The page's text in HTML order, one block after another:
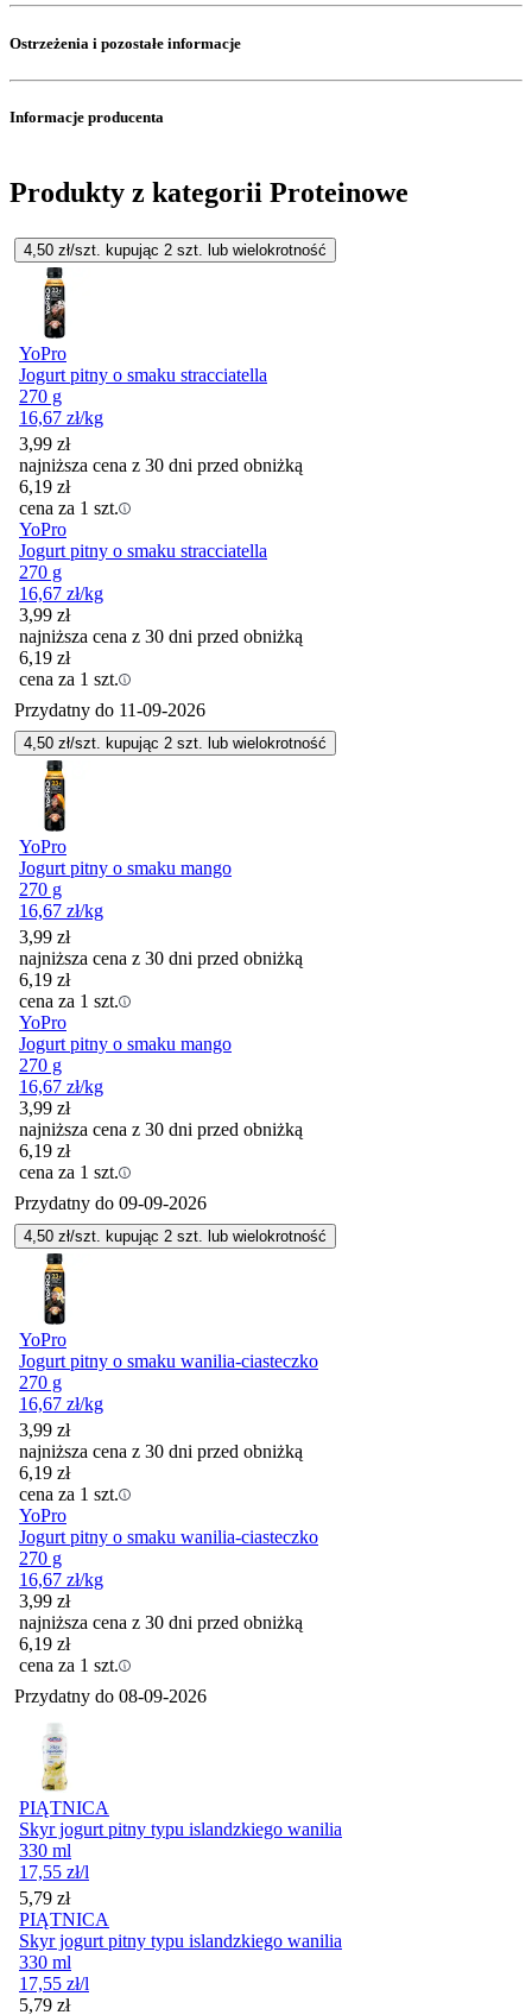
Ostrzeżenia i pozostałe informacje
Informacje producenta
Produkty z kategorii Proteinowe
4,50 zł/szt. kupując 2 szt. lub wielokrotność
YoPro
Jogurt pitny o smaku stracciatella
270 g
16,67 zł/kg
3,99 zł
najniższa cena z 30 dni przed obniżką
6,19 zł
cena za 1 szt.
YoPro
Jogurt pitny o smaku stracciatella
270 g
16,67 zł/kg
3,99 zł
najniższa cena z 30 dni przed obniżką
6,19 zł
cena za 1 szt.
Przydatny do 11-09-2026
4,50 zł/szt. kupując 2 szt. lub wielokrotność
YoPro
Jogurt pitny o smaku mango
270 g
16,67 zł/kg
3,99 zł
najniższa cena z 30 dni przed obniżką
6,19 zł
cena za 1 szt.
YoPro
Jogurt pitny o smaku mango
270 g
16,67 zł/kg
3,99 zł
najniższa cena z 30 dni przed obniżką
6,19 zł
cena za 1 szt.
Przydatny do 09-09-2026
4,50 zł/szt. kupując 2 szt. lub wielokrotność
YoPro
Jogurt pitny o smaku wanilia-ciasteczko
270 g
16,67 zł/kg
3,99 zł
najniższa cena z 30 dni przed obniżką
6,19 zł
cena za 1 szt.
YoPro
Jogurt pitny o smaku wanilia-ciasteczko
270 g
16,67 zł/kg
3,99 zł
najniższa cena z 30 dni przed obniżką
6,19 zł
cena za 1 szt.
Przydatny do 08-09-2026
PIĄTNICA
Skyr jogurt pitny typu islandzkiego wanilia
330 ml
17,55 zł/l
Cena
5,79 zł
PIĄTNICA
Skyr jogurt pitny typu islandzkiego wanilia
330 ml
17,55 zł/l
Cena
5,79 zł